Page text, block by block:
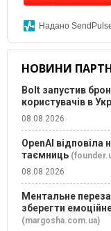
Надано
НОВИНИ
Bolt запустив
користувачів в
08.08.2026
OpenAI відповіла
таємниць
08.08.2026
Ментальне
зберегти
(margosha.com.ua)